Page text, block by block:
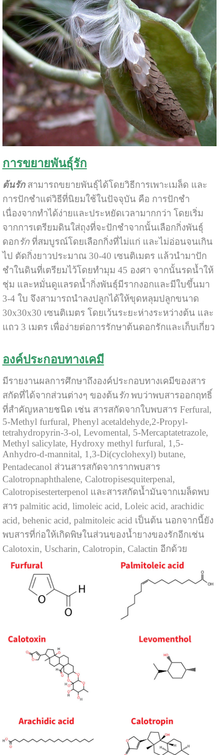
การขยายพันธุ์รัก
ต้นรัก สามารถขยายพันธุ์ได้โดยวิธีการเพาะเมล็ด และ
การปักชำแต่วิธีที่นิยมใช้ในปัจจุบัน คือ การปักชำ
เนื่องจากทำได้ง่ายและประหยัดเวลามากกว่า โดยเริ่ม
จากการเตรียมดินใส่ถุงที่จะปักชำจากนั้นเลือกกิ่งพันธุ์
ดอกรักที่สมบูรณ์โดยเลือกกิ่งที่ไม่แก่ และไม่อ่อนจนเกิน
ไป ตัดกิ่งยาวประมาณ 30-40 เซนติเมตร แล้วนำมาปัก
ชำในดินที่เตรียมไว้โดยทำมุม 45 องศา จากนั้นรดน้ำให้
ชุ่ม และหมั่นดูแลรดน้ำกิ่งพันธุ์มีรากงอกและมีใบขึ้นมา
3-4 ใบ จึงสามารถนำลงปลูกได้ให้ขุดหลุมปลูกขนาด
30x30x30 เซนติเมตร โดยเว้นระยะห่างระหว่างต้น และ
แถว 3 เมตร เพื่อง่ายต่อการรักษาต้นดอกรักและเก็บเกี่ยว
องค์ประกอบทางเคมี
มีรายงานผลการศึกษาถึงองค์ประกอบทางเคมีของสาร
สกัดที่ได้จากส่วนต่างๆ ของต้นรักพบว่าพบสารออกฤทธิ์
ที่สำคัญหลายชนิด เช่น สารสกัดจากใบพบสาร Ferfural,
5-Methyl furfural, Phenyl acetaldehyde,2-Propyl-
tetrahydropyrin-3-ol, Levomental, 5-Mercaptatetrazole,
Methyl salicylate, Hydroxy methyl furfural, 1,5-
Anhydro-d-mannital, 1,3-Di(cyclohexyl) butane,
Pentadecanol ส่วนสารสกัดจากรากพบสาร
Calotropnaphthalene, Calotropisesquiterpenal,
Calotropisesterterpenol และสารสกัดน้ำมันจากเมล็ดพบ
สาร palmitic acid, limoleic acid, Loleic acid, arachidic
acid, behenic acid, palmitoleic acid เป็นต้น นอกจากนี้ยัง
พบสารที่ก่อให้เกิดพิษในส่วนของน้ำยางของรักอีกเช่น
Calotoxin, Uscharin, Calotropin, Calactin อีกด้วย